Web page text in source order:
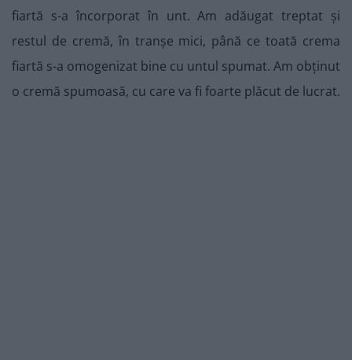
fiartă s-a încorporat în unt. Am adăugat treptat și
restul de cremă, în tranșe mici, până ce toată crema
fiartă s-a omogenizat bine cu untul spumat. Am obținut
o cremă spumoasă, cu care va fi foarte plăcut de lucrat.